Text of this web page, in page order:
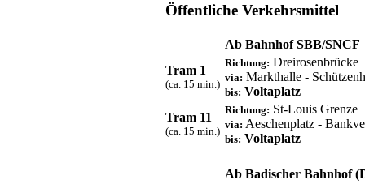
Öffentliche Verkehrsmittel
Ab Bahnhof SBB/SNCF
Tram 1
(ca. 15 min.)
Richtung: Dreirosenbrücke
via: Markthalle -
bis: Voltaplatz
Tram 11
(ca. 15 min.)
Richtung: St-Louis Grenze
via: Aeschenplatz -
bis: Voltaplatz
Ab Badischer Bahnhof